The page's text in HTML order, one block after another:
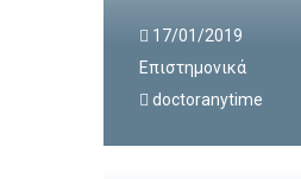
17/01/2019
Επιστημονικά
doctoranytime